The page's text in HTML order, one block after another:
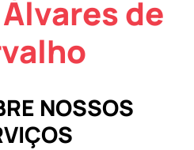
de
NOSSOS